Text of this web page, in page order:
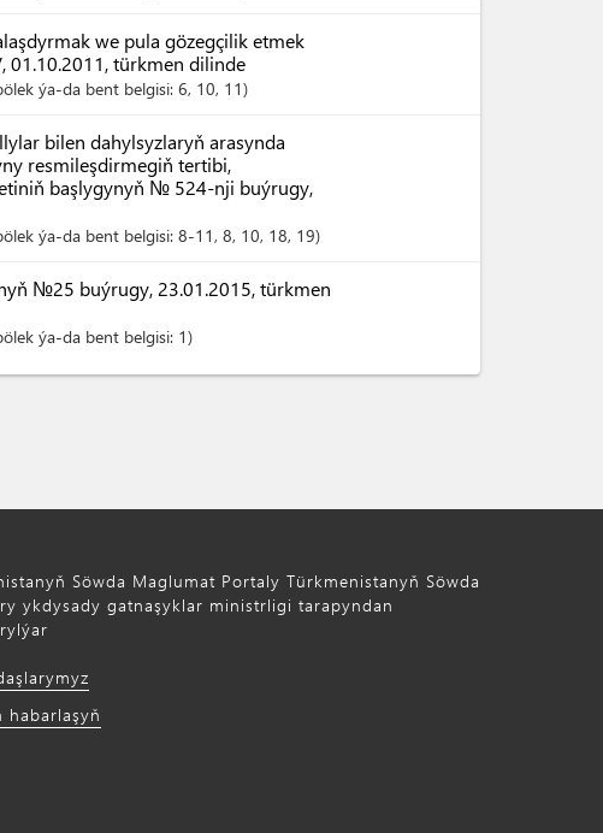
we pula gözegçilik etmek
01.10.2011, türkmen dilinde
ýa-da bent belgisi: 6, 10, 11
bilen dahylsyzlaryň arasynda
resmileşdirmegiň tertibi,
başlygynyň № 524-nji buýrugy,
ýa-da bent belgisi: 8-11 , 8, 10, 18, 19
№25 buýrugy, 23.01.2015, türkmen
ýa-da bent belgisi: 1
Söwda Maglumat Portaly Türkmenistanyň Söwda
ykdysady gatnaşyklar ministrligi tarapyndan
habarlaşyň